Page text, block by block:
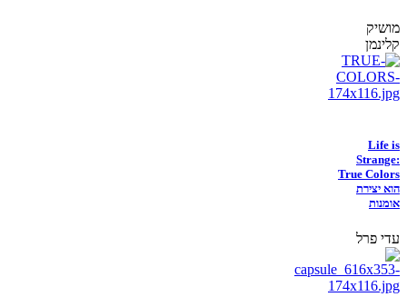
מושיק
קלינמן
Life is
Strange:
True Colors
הוא יצירת
אומנות
עדי פרל